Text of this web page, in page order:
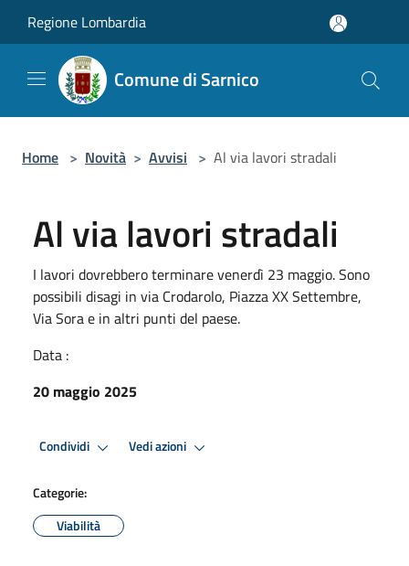
Regione Lombardia
Comune di Sarnico
Home > Novità > Avvisi > Al via lavori stradali
Al via lavori stradali
I lavori dovrebbero terminare venerdì 23 maggio. Sono
possibili disagi in via Crodarolo, Piazza XX Settembre,
Via Sora e in altri punti del paese.
Data :
20 maggio 2025
Condividi Vedi azioni
Categorie:
Viabilità